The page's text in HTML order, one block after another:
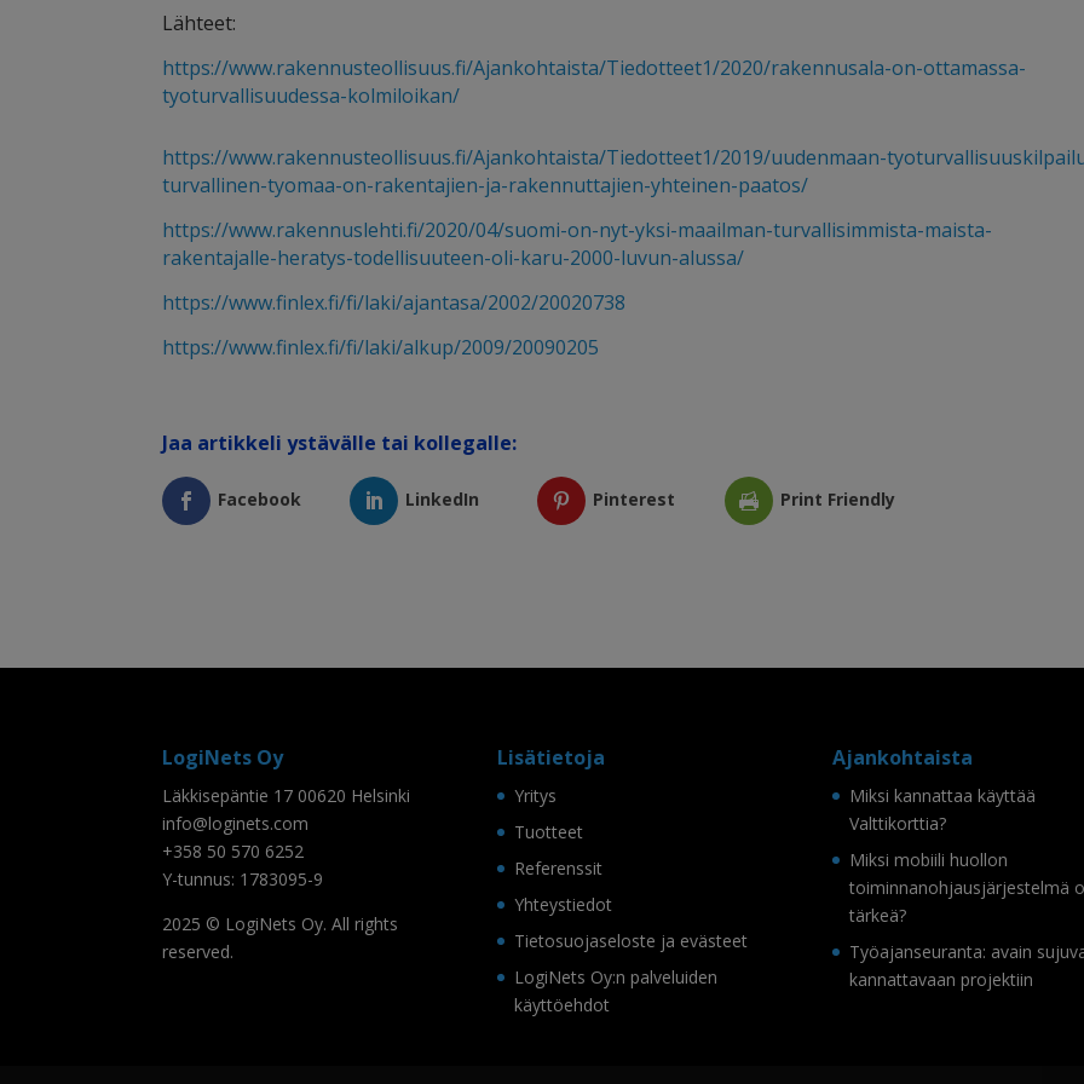
Lähteet:
https://www.rakennusteollisuus.fi/Ajankohtaista/Tiedotteet1/2020/rakennusala-on-ottamassa-
tyoturvallisuudessa-kolmiloikan/
https://www.rakennusteollisuus.fi/Ajankohtaista/Tiedotteet1/2019/uudenmaan-
turvallinen-tyomaa-on-rakentajien-ja-rakennuttajien-yhteinen-paatos/
https://www.rakennuslehti.fi/2020/04/suomi-on-nyt-yksi-maailman-turvallisimmista-maista-
rakentajalle-heratys-todellisuuteen-oli-karu-2000-luvun-alussa/
https://www.finlex.fi/fi/laki/ajantasa/2002/20020738
https://www.finlex.fi/fi/laki/alkup/2009/20090205
Jaa artikkeli ystävälle tai kollegalle:
Facebook LinkedIn Pinterest Print Friendly
LogiNets Oy
Läkkisepäntie 17 00620 Helsinki
info@loginets.com
+358 50 570 6252
Y-tunnus: 1783095-9
2025 © LogiNets Oy. All rights
reserved.
Lisätietoja
Yritys
Tuotteet
Referenssit
Yhteystiedot
Tietosuojaseloste ja evästeet
LogiNets Oy:n palveluiden
käyttöehdot
Ajankohtaista
Miksi kannattaa käyttää
Valttikorttia?
Miksi mobiili huollon
toiminnanohjausjärjestelmä
tärkeä?
Työajanseuranta: avain
kannattavaan projektiin